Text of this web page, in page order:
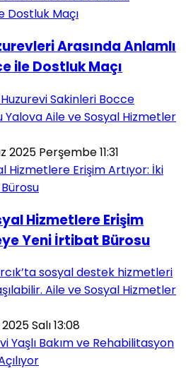
Arasında Anlamlı
ile Dostluk Maçı
Sakinleri Bocce
Yalova Aile ve Sosyal Hizmetler
2025 Perşembe 11:31
Hizmetlere Erişim
Yeni İrtibat Bürosu
sosyal destek hizmetleri
Aile ve Sosyal Hizmetler
Salı 13:08